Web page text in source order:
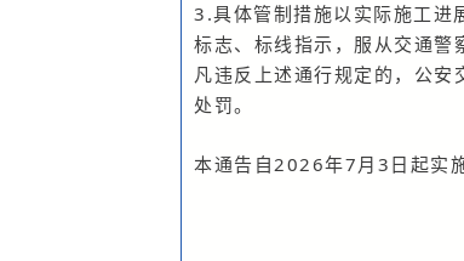
3.具体管制措施以实际施工进
标志、标线指示，服从交通警
凡违反上述通行规定的，公安
处罚。
本通告自2026年7月3日起实施